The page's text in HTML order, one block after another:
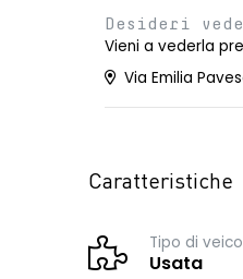
Desideri
Vieni a vederla
Via Emilia
Caratteristiche
Tipo di
Usata